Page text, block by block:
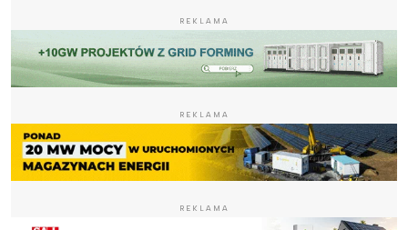
REKLAMA
REKLAMA
REKLAMA